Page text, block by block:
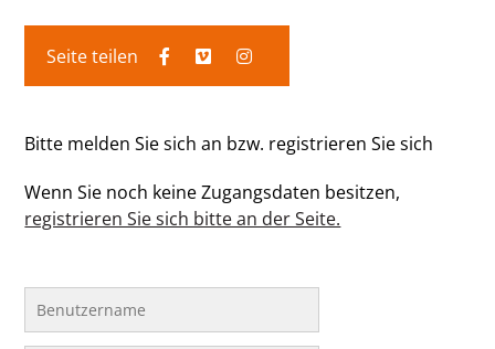
Seite teilen
Bitte melden Sie sich an bzw. registrieren Sie sich
Wenn Sie noch keine Zugangsdaten besitzen,
registrieren Sie sich bitte an der Seite.